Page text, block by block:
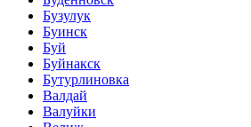
Бузулук
Буинск
Буй
Буйнакск
Бутурлиновка
Валдай
Валуйки